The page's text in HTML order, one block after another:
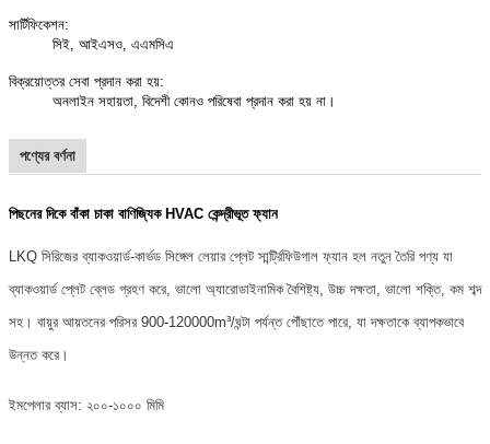
সার্টিফিকেশন:
সিই, আইএসও, এএমসিএ
বিক্রয়োত্তর সেবা প্রদান করা হয়:
অনলাইন সহায়তা, বিদেশী কোনও পরিষেবা প্রদান করা হয় না।
পণ্যের বর্ণনা
পিছনের দিকে বাঁকা চাকা বাণিজ্যিক HVAC কেন্দ্রীভূত ফ্যান
LKQ সিরিজের ব্যাকওয়ার্ড-কার্ভড সিঙ্গেল লেয়ার প্লেট সার্ন্ট্রিফিউগাল ফ্যান হল নতুন তৈরি পণ্য যা
ব্যাকওয়ার্ড প্লেট ব্লেড গ্রহণ করে, ভালো অ্যারোডাইনামিক বৈশিষ্ট্য, উচ্চ দক্ষতা, ভালো শক্তি, কম শব্দ
সহ। বায়ুর আয়তনের পরিসর 900-120000m³/ঘন্টা পর্যন্ত পৌঁছাতে পারে, যা দক্ষতাকে ব্যাপকভাবে
উন্নত করে।
ইমপেলার ব্যাস: ২০০-১০০০ মিমি